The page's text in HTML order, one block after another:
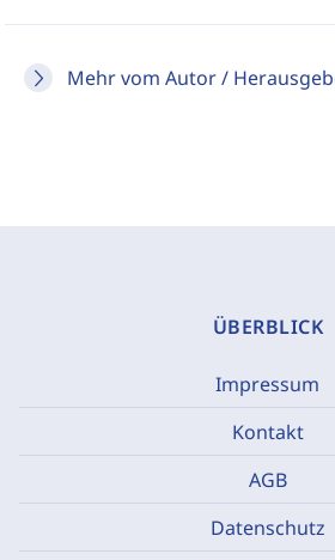
Mehr vom Autor /
ÜBERBLICK
Impressum
Kontakt
AGB
Datenschutz